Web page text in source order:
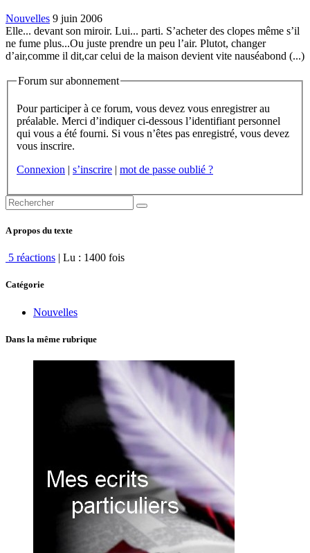
Nouvelles 9 juin 2006
Elle... devant son miroir. Lui... parti. S’acheter des clopes même s’il
ne fume plus...Ou juste prendre un peu l’air. Plutot, changer
d’air,comme il dit,car celui de la maison devient vite nauséabond (...)
Forum sur abonnement
Pour participer à ce forum, vous devez vous enregistrer au
préalable. Merci d’indiquer ci-dessous l’identifiant personnel
qui vous a été fourni. Si vous n’êtes pas enregistré, vous devez
vous inscrire.
Connexion | s’inscrire | mot de passe oublié ?
A propos du texte
5 réactions | Lu : 1400 fois
Catégorie
Nouvelles
Dans la même rubrique